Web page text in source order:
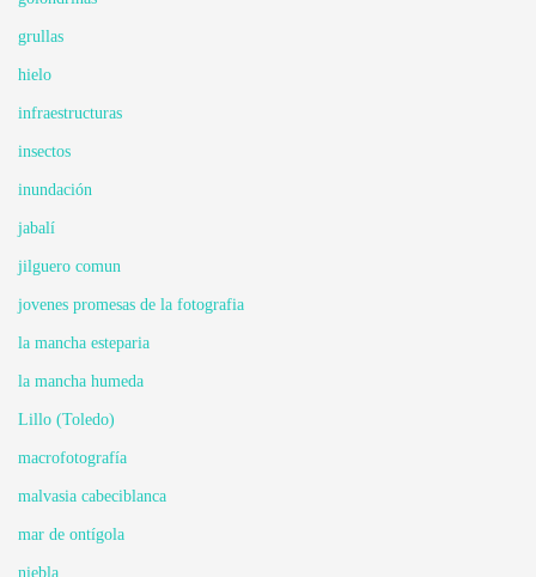
grullas
hielo
infraestructuras
insectos
inundación
jabalí
jilguero comun
jovenes promesas de la fotografia
la mancha esteparia
la mancha humeda
Lillo (Toledo)
macrofotografía
malvasia cabeciblanca
mar de ontígola
niebla